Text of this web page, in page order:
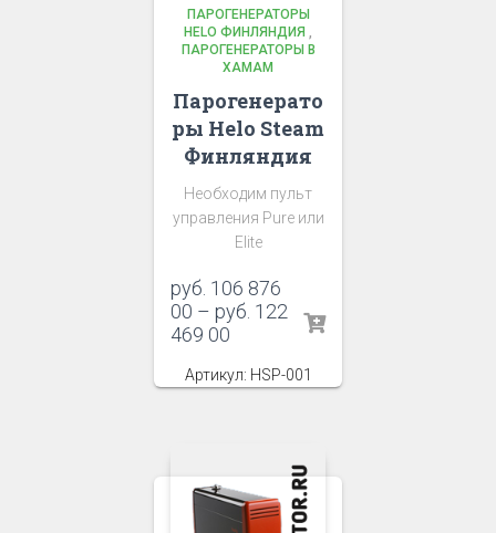
ПАРОГЕНЕРАТОРЫ
HELO ФИНЛЯНДИЯ ,
ПАРОГЕНЕРАТОРЫ В
ХАМАМ
Парогенерато
ры Helo Steam
Финляндия
Необходим пульт
управления Pure или
Elite
руб. 106 876
00 – руб. 122
469 00
Артикул: HSP-001